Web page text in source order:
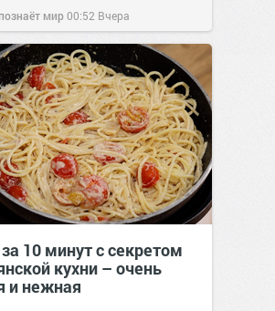
мир00:52 Вчера
10 минут с секретом
кухни – очень
и нежная